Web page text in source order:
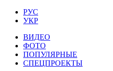
РУС
УКР
ВИДЕО
ФОТО
ПОПУЛЯРНЫЕ
СПЕЦПРОЕКТЫ